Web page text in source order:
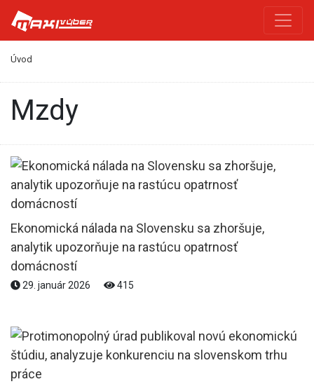
Úvod
mzdy
Ekonomická nálada na Slovensku sa zhoršuje,
analytik upozorňuje na rastúcu opatrnosť
domácností
29. január 2026 415